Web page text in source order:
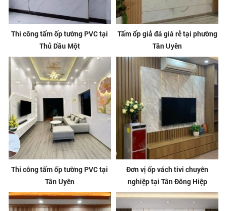
Thi công tấm ốp tường PVC tại
Thủ Dầu Một
Tấm ốp giả đá giá rẻ tại phường
Tân Uyên
Thi công tấm ốp tường PVC tại
Tân Uyên
Đơn vị ốp vách tivi chuyên
nghiệp tại Tân Đông Hiệp